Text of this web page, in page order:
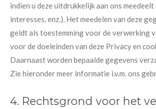
indien u deze uitdrukkelijk aan ons
interesses, enz.). Het meedelen van deze
geldt als toestemming voor de verwerking
voor de doeleinden van deze Privacy en
Daarnaast worden bepaalde gegevens
Zie hieronder meer informatie i.v.m. ons
4. Rechtsgrond voor het